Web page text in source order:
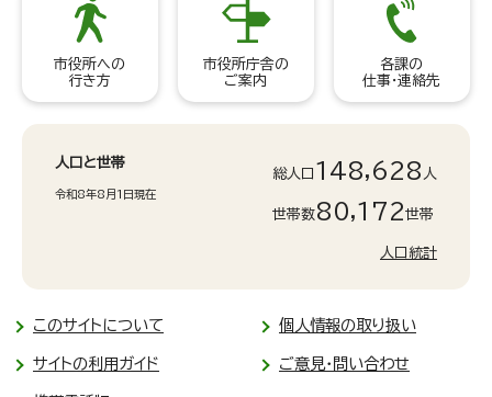
市役所への
行き方
市役所庁舎の
ご案内
各課の
仕事・連絡先
人口と世帯
令和8年8月1日現在
総人口 148,628 人
世帯数80,172世帯
人口統計
このサイトについて 個人情報の取り扱い
サイトの利用ガイド ご意見・問い合わせ